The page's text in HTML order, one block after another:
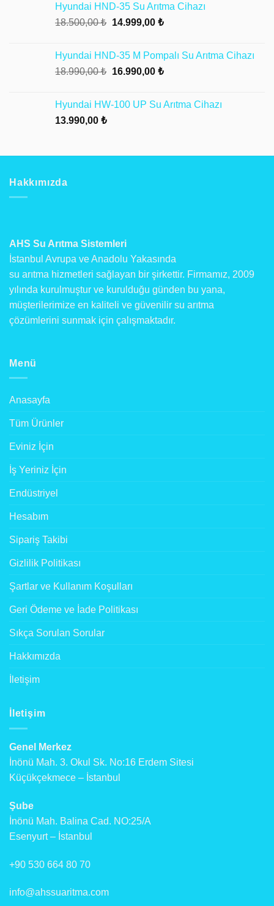
6.500,00 ₺.
Hyundai HND-35 Su Arıtma Cihazı
18.500,00₺ Orijinal
14.999,00 ₺Şu
14.999,00 ₺.
Hyundai HND-35 M Pompalı Su Arıtma Cihazı
18.990,00₺ Orijinal
16.990,00 ₺Şu
16.990,00 ₺.
Hyundai HW-100 UP Su Arıtma Cihazı
13.990,00 ₺
Hakkımızda
AHS Su Arıtma Sistemleri
İstanbul Avrupa ve Anadolu Yakasında
su arıtma hizmetleri sağlayan bir şirkettir. Firmamız, 2009
yılında kurulmuştur ve kurulduğu günden bu yana,
müşterilerimize en kaliteli ve güvenilir su arıtma
çözümlerini sunmak için çalışmaktadır.
Menü
Anasayfa
Tüm Ürünler
Eviniz İçin
İş Yeriniz İçin
Endüstriyel
Hesabım
Sipariş Takibi
Gizlilik Politikası
Şartlar ve Kullanım Koşulları
Geri Ödeme ve İade Politikası
Sıkça Sorulan Sorular
Hakkımızda
İletişim
İletişim
Genel Merkez
İnönü Mah. 3. Okul Sk. No:16 Erdem Sitesi
Küçükçekmece – İstanbul
Şube
İnönü Mah. Balina Cad. NO:25/A
Esenyurt – İstanbul
+90 530 664 80 70
info@ahssuaritma.com